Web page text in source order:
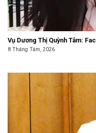
Vụ Dương Thị Quỳnh Tâm:
8 Tháng Tám, 2026